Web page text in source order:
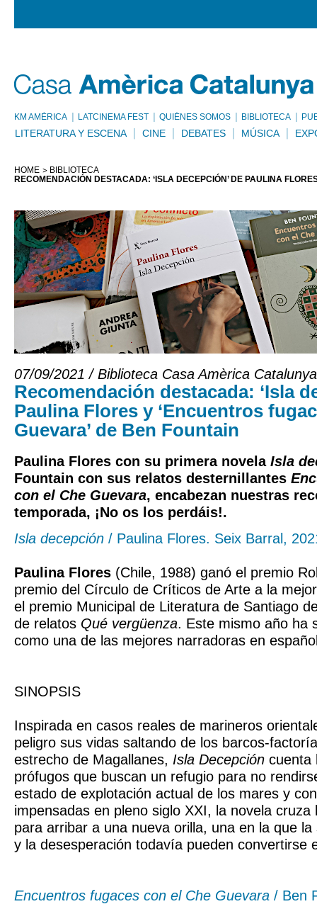
KM AMÈRICA LATCINEMA FEST QUIÉNES SOMOS BIBLIOTECA
LITERATURA Y ESCENA CINE DEBATES MÚSICA
HOME
BIBLIOTECA
RECOMENDACIÓN DESTACADA: ‘ISLA DECEPCIÓN’ DE PAULINA
07/09/2021 / Biblioteca Casa Amèrica Catalunya
Recomendación destacada: ‘Isla
Paulina Flores y ‘Encuentros
Guevara’ de Ben Fountain
Paulina Flores con su primera novela Isla
Fountain con sus relatos desternillantes
con el Che Guevara, encabezan nuestras
temporada, ¡No os los perdáis!.
Isla decepción / Paulina Flores. Seix Barral,
Paulina Flores (Chile, 1988) ganó el premio
premio del Círculo de Críticos de Arte a la
el premio Municipal de Literatura de Santiago
de relatos Qué vergüenza. Este mismo año ha
como una de las mejores narradoras en
SINOPSIS
Inspirada en casos reales de marineros
peligro sus vidas saltando de los barcos-
estrecho de Magallanes, Isla Decepción cuenta
prófugos que buscan un refugio para no
estado de explotación actual de los mares y
impensadas en pleno siglo XXI, la novela
para arribar a una nueva orilla, una en la que
y la desesperación todavía pueden convertirse
Encuentros fugaces con el Che Guevara / Ben